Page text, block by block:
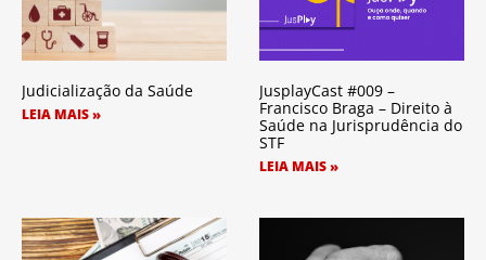
Judicialização da Saúde
LEIA MAIS »
JusplayCast #009 –
Francisco Braga – Direito à
Saúde na Jurisprudência do
STF
LEIA MAIS »